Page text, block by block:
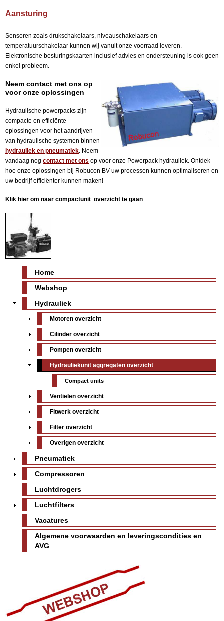
Aansturing
Sensoren zoals drukschakelaars, niveauschakelaars en
temperatuurschakelaar kunnen wij vanuit onze voorraad leveren.
Elektronische besturingskaarten inclusief advies en ondersteuning is ook geen
enkel probleem.
Neem contact met ons op
voor onze oplossingen
Hydraulische powerpacks zijn
compacte en efficiënte
oplossingen voor het aandrijven
van hydraulische systemen binnen
hydrauliek en pneumatiek. Neem
vandaag nog contact met ons op voor onze Powerpack hydrauliek. Ontdek
hoe onze oplossingen bij Robucon BV uw processen kunnen optimaliseren en
uw bedrijf efficiënter kunnen maken!
Klik hier om naar compactunit overzicht te gaan
Home
Webshop
Hydrauliek
Motoren overzicht
Cilinder overzicht
Pompen overzicht
Hydrauliekunit aggregaten overzicht
Compact units
Ventielen overzicht
Fitwerk overzicht
Filter overzicht
Overigen overzicht
Pneumatiek
Compressoren
Luchtdrogers
Luchtfilters
Vacatures
Algemene voorwaarden en leveringscondities en
AVG